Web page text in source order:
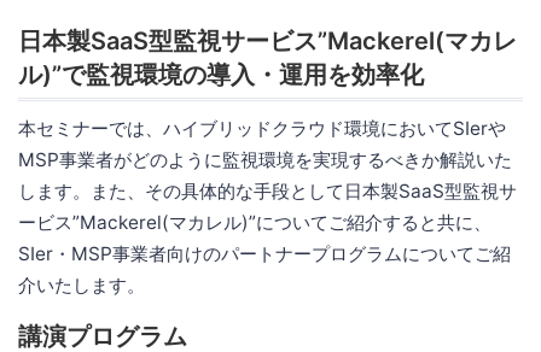
日本製SaaS型監視サービス”Mackerel(マカレ
ル)”で監視環境の導入・運用を効率化
本セミナーでは、ハイブリッドクラウド環境においてSIerや
MSP事業者がどのように監視環境を実現するべきか解説いた
します。また、その具体的な手段として日本製SaaS型監視サ
ービス”Mackerel(マカレル)”についてご紹介すると共に、
SIer・MSP事業者向けのパートナープログラムについてご紹
介いたします。
講演プログラム